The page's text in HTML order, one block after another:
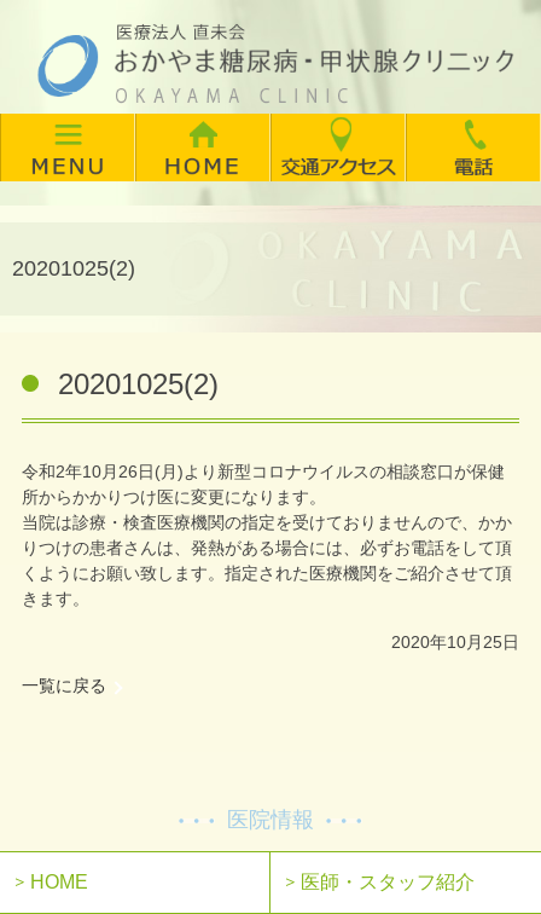
20201025(2)
20201025(2)
令和2年10月26日(月)より新型コロナウイルスの相談窓口が保健
所からかかりつけ医に変更になります。
当院は診療・検査医療機関の指定を受けておりませんので、かか
りつけの患者さんは、発熱がある場合には、必ずお電話をして頂
くようにお願い致します。指定された医療機関をご紹介させて頂
きます。
2020年10月25日
一覧に戻る
医院情報
HOME 医師・スタッフ紹介